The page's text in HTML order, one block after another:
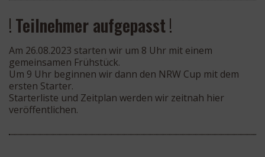
!Teilnehmer aufgepasst!
Am 26.08.2023 starten wir um 8 Uhr mit einem
gemeinsamen Frühstück.
Um 9 Uhr beginnen wir dann den NRW Cup mit dem
ersten Starter.
Starterliste und Zeitplan werden wir zeitnah hier
veröffentlichen.